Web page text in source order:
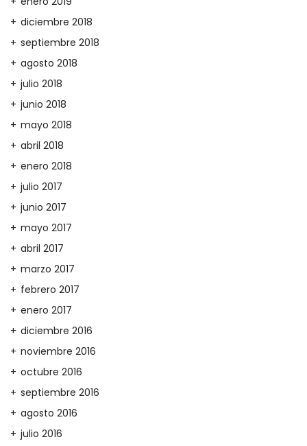
diciembre 2018
septiembre 2018
agosto 2018
julio 2018
junio 2018
mayo 2018
abril 2018
enero 2018
julio 2017
junio 2017
mayo 2017
abril 2017
marzo 2017
febrero 2017
enero 2017
diciembre 2016
noviembre 2016
octubre 2016
septiembre 2016
agosto 2016
julio 2016